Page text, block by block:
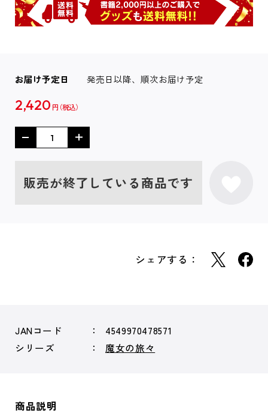
お届け予定日 発売日以降、順次お届け予定
2,420 円
販売が終了している商品です
シェアする：
JANコード
4549970478571
シリーズ
魔女の旅々
商品説明